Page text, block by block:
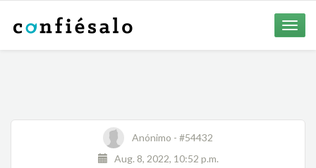
Toggle
Anónimo - #54432
Aug. 8, 2022, 10:52 p.m.